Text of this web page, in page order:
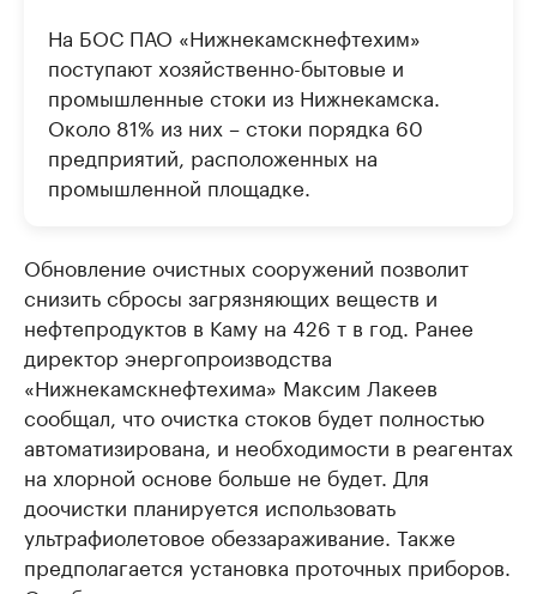
На БОС ПАО «Нижнекамскнефтехим»
поступают хозяйственно-бытовые и
промышленные стоки из Нижнекамска.
Около 81% из них – стоки порядка 60
предприятий, расположенных на
промышленной площадке.
Обновление очистных сооружений позволит
снизить сбросы загрязняющих веществ и
нефтепродуктов в Каму на 426 т в год. Ранее
директор энергопроизводства
«Нижнекамскнефтехима» Максим Лакеев
сообщал, что очистка стоков будет полностью
автоматизирована, и необходимости в реагентах
на хлорной основе больше не будет. Для
доочистки планируется использовать
ультрафиолетовое обеззараживание. Также
предполагается установка проточных приборов.